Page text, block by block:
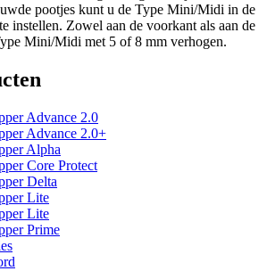
pootjes kunt u de Type Mini/Midi in de
instellen. Zowel aan de voorkant als aan de
Mini/Midi met 5 of 8 mm verhogen.
Advance 2.0
Advance 2.0+
Alpha
Core Protect
Delta
Lite
Lite
Prime